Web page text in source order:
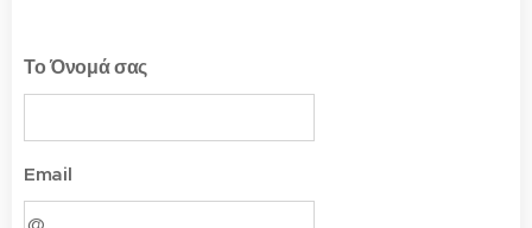
Το Όνομά σας
Email